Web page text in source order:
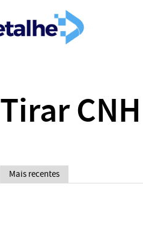
Tirar CNH
Mais recentes